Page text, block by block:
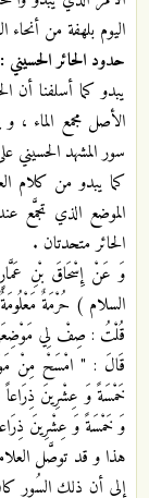
اليوم بلهفة من أنحاء
حدود الحائر الحسيني :
يبدو كما أسلفنا أن
الأصل مجمع الماء
سور المشهد الحسيني
كما يبدو من كلام
الموضع الذي تجمَّع
الحائر متحدتان .
وَ عَنْ إِسْحَاقَ بْنِ
السلام ) حُرْمَةٌ
قُلْتُ : صِفْ لِي
قَالَ : " امْسَحْ مِنْ
خَمْسَةً وَ عِشْرِينَ
وَ خَمْسَةً وَ عِشْرِينَ
هذا و قد توصَّل
إلى أن ذلك السُور